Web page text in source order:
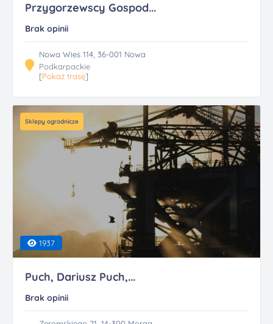
Przygorzewscy Gospod...
Brak opinii
Nowa Wies 114, 36-001 Nowa
Podkarpackie
[Pokaż trasę]
Sklepy ogrodnicze
1937
Puch, Dariusz Puch,...
Brak opinii